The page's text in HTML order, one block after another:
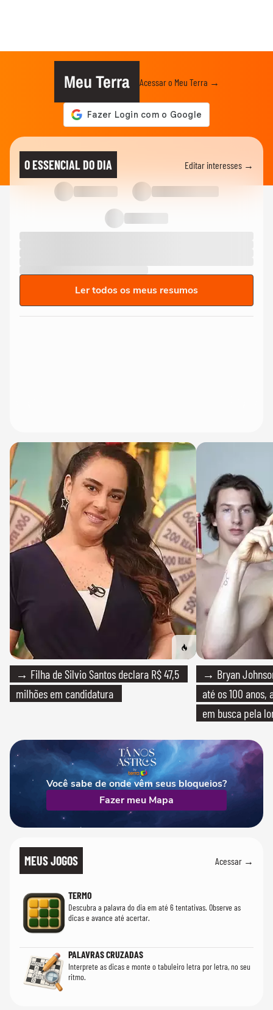
Meu Terra Acessar o Meu Terra →
O ESSENCIAL DO DIA Editar interesses →
Ler todos os meus resumos
→ Filha de Silvio Santos declara R$ 47,5
milhões em candidatura
→ Bryan
até os 100
em busca pela
Você sabe de onde vêm seus bloqueios?
Fazer meu Mapa
MEUS JOGOS Acessar →
TERMO
Descubra a palavra do dia em até 6 tentativas. Observe as
dicas e avance até acertar.
PALAVRAS CRUZADAS
Interprete as dicas e monte o tabuleiro letra por letra, no seu
ritmo.